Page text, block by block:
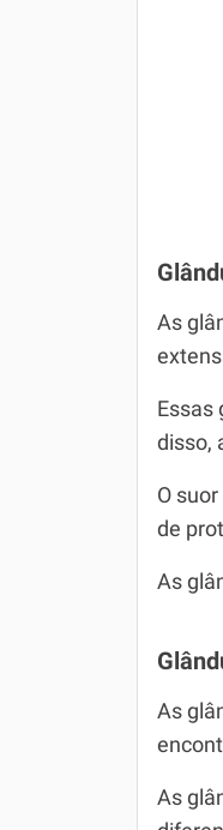
As
Essas
disso,
O
de
As
As
As